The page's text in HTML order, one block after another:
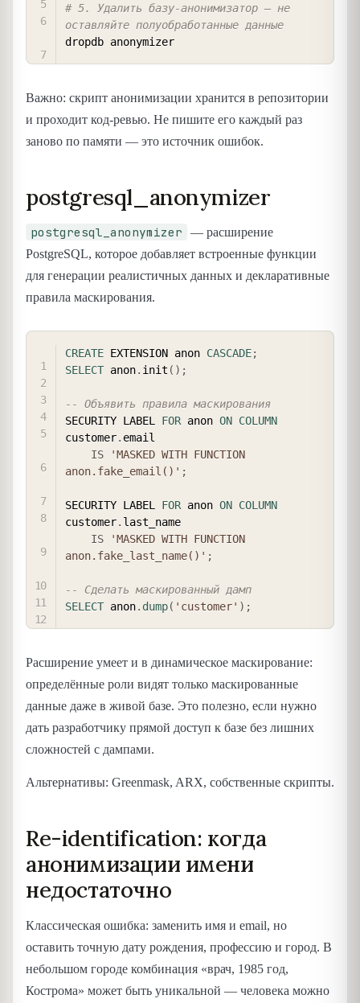
# 5. Удалить базу-анонимизатор — не
оставляйте полуобработанные данные
Важно: скрипт анонимизации хранится в репозитории
и проходит код-ревью. Не пишите его каждый раз
заново по памяти — это источник ошибок.
postgresql_anonymizer
postgresql_anonymizer
— расширение
PostgreSQL, которое добавляет встроенные функции
для генерации реалистичных данных и декларативные
правила маскирования.
CREATE EXTENSION anon CASCADE;
SELECT anon. init ( ) ;
-- Объявить правила маскирования
SECURITY LABEL FOR anon ON COLUMN
customer. email
IS
'MASKED WITH FUNCTION
anon.fake_email()' ;
SECURITY LABEL FOR anon ON COLUMN
customer. last_name
IS
'MASKED WITH FUNCTION
anon.fake_last_name()' ;
-- Сделать маскированный дамп
SELECT anon. dump( 'customer' ) ;
Расширение умеет и в динамическое маскирование:
определённые роли видят только маскированные
данные даже в живой базе. Это полезно, если нужно
дать разработчику прямой доступ к базе без лишних
сложностей с дампами.
Альтернативы: Greenmask, ARX, собственные скрипты.
Re-identification: когда
анонимизации имени
недостаточно
Классическая ошибка: заменить имя и email, но
оставить точную дату рождения, профессию и город. В
небольшом городе комбинация «врач, 1985 год,
Кострома» может быть уникальной — человека можно